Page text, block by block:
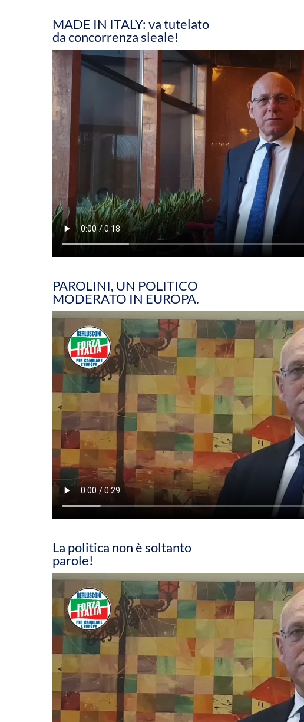
MADE IN ITALY: va tutelato
da concorrenza sleale!
PAROLINI, UN POLITICO
MODERATO IN EUROPA.
La politica non è soltanto
parole!